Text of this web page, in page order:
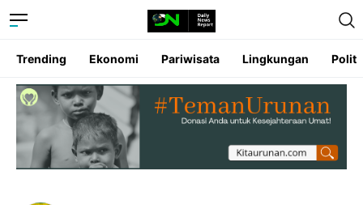
Trending Ekonomi Pariwisata Lingkungan